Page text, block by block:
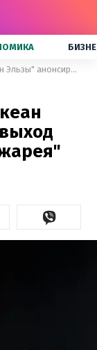
Вакарчук с группой "Океан Эльзы" анонсировали выход нового проекта "Оранжарея"